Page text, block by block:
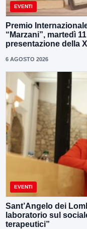
EVENTI
Premio
“Marzani”, martedì
presentazione della
6 AGOSTO 2026
EVENTI
Sant’Angelo dei
laboratorio sul
terapeutici”